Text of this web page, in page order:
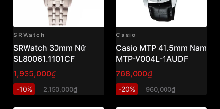
SRWatch
SRWatch 30mm Nữ
SL80061.1101CF
1,935,000₫
-10% 2,150,000₫
Casio
Casio MTP 41.5mm Nam
MTP-V004L-1AUDF
768,000₫
-20% 960,000₫